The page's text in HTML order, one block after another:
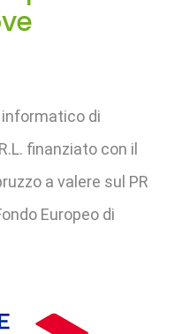
informatico di
finanziato con il
a valere sul PR
Europeo di